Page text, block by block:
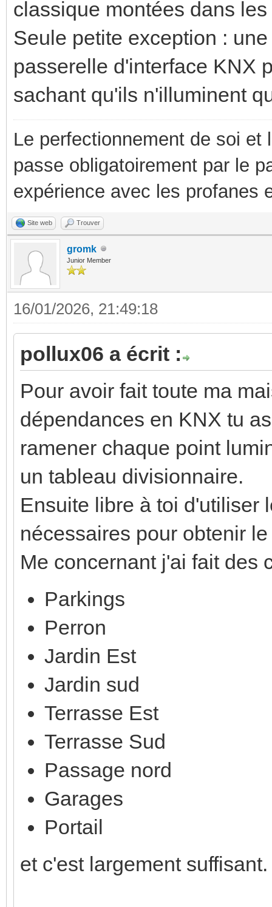
classique montées dans
Seule petite exception :
passerelle d'interface KNX
sachant qu'ils n'illuminent
Le perfectionnement de soi
passe obligatoirement par le
expérience avec les profanes
Site web Trouver
gromk
Junior Member
16/01/2026, 21:49:18
pollux06 a écrit :
Pour avoir fait toute ma
dépendances en KNX tu
ramener chaque point
un tableau divisionnaire.
Ensuite libre à toi d'utiliser
nécessaires pour obtenir
Me concernant j'ai fait des
Parkings
Perron
Jardin Est
Jardin sud
Terrasse Est
Terrasse Sud
Passage nord
Garages
Portail
et c'est largement suffisant.